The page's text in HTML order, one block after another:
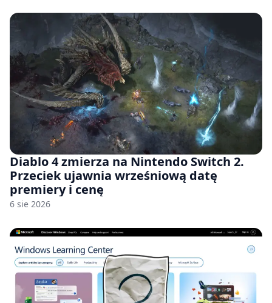
Diablo 4 zmierza na Nintendo Switch 2.
Przeciek ujawnia wrześniową datę
premiery i cenę
6 sie 2026